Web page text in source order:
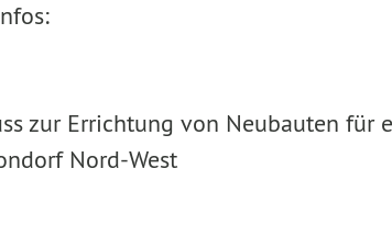
zur Errichtung von Neubauten für
Nord-West